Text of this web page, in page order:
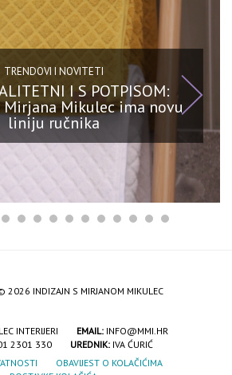
TRENDOVI I NOVITETI
I S POTPISOM:
Mikulec ima novu
liniju ručnika
2026 INDIZAJN S MIRJANOM MIKULEC
INTERIJERI EMAIL: INFO@MMI.HR
2301 330 UREDNIK: IVA ĆURIĆ
OBAVIJEST O KOLAČIĆIMA